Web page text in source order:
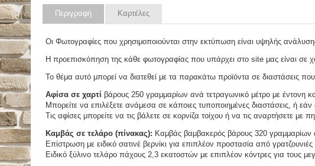
Περιγραφή Καρτέλες
Οι Φωτογραφίες που χρησιμοποιούνται στην εκτύπωση είναι υψηλής
Η προεπισκόπηση της κάθε φωτογραφίας που υπάρχει στο site μας είναι σε
Το θέμα αυτό μπορεί να διατεθεί με τα παρακάτω προϊόντα σε διαστάσεις που
Αφίσα σε χαρτί βάρους 250 γραμμαρίων ανά τετραγωνικό μέτρο με έντονη
Μπορείτε να επιλέξετε ανάμεσα σε κάποιες τυποποιημένες διαστάσεις, ή
Τις αφίσες μπορείτε να τις βάλετε σε κορνίζα τοίχου ή να τις αναρτήσετε με
Καμβάς σε τελάρο (πίνακας): Καμβάς βαμβακερός βάρους 320
Επίστρωση με ειδικό σατινέ βερνίκι για επιπλέον προστασία από
Ειδικό ξύλινο τελάρο πάχους 2,3 εκατοστών με επιπλέον κόντρες για τους